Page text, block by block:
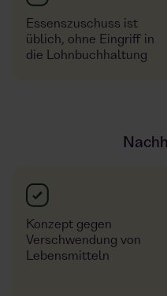
Essenszuschuss ist
üblich, ohne Eingriff in
die Lohnbuchhaltung
Konzept gegen
Verschwendung von
Lebensmitteln